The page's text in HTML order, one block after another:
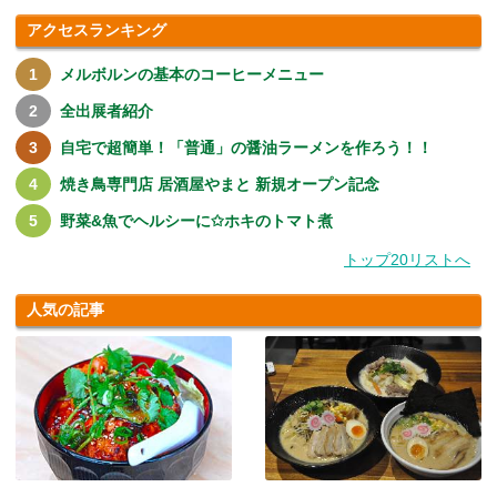
アクセスランキング
メルボルンの基本のコーヒーメニュー
全出展者紹介
自宅で超簡単！「普通」の醤油ラーメンを作ろう！！
焼き鳥専門店 居酒屋やまと 新規オープン記念
野菜&魚でヘルシーに✩ホキのトマト煮
トップ20リストへ
人気の記事